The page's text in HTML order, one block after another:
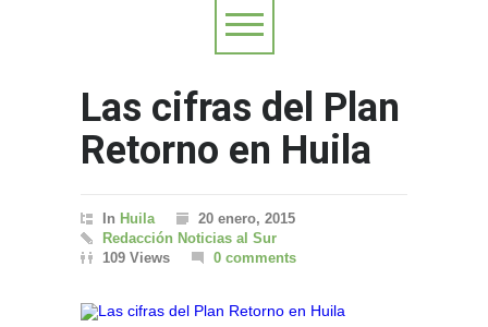
Las cifras del Plan
Retorno en Huila
In Huila
20 enero, 2015
Redacción Noticias al Sur
109 Views
0 comments